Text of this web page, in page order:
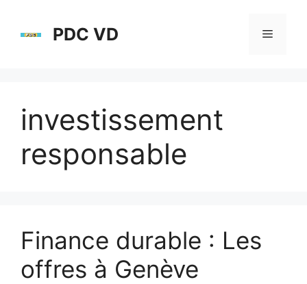
PDC VD Menu
investissement
responsable
Finance durable : Les
offres à Genève